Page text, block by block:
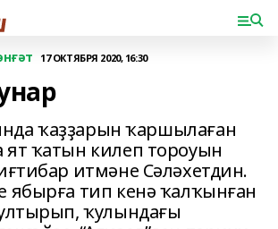
17 ОКТЯБРЯ 2020, 16:30
ҡаҙҙарын ҡаршылаған
ят ҡатын килеп тороуын
итмәне Сәләхетдин.
ябырға тип кенә ҡалҡынған
ҡулындағы